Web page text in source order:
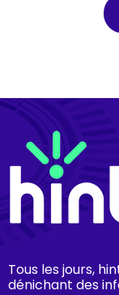
Tous les jours,
dénichant des